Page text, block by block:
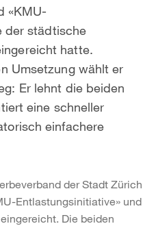
«KMU-
der städtische
hatte.
Umsetzung wählt er
Er lehnt die beiden
eine schneller
einfachere
der Stadt Zürich
Entlastungsinitiative» und
Die beiden